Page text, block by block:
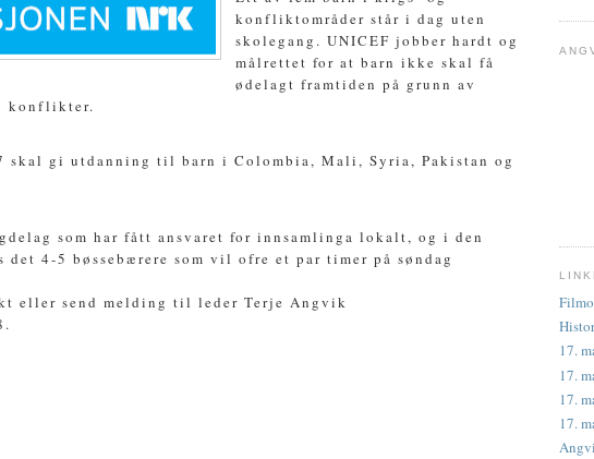
konfliktområder står i dag uten
skolegang. UNICEF jobber hardt og
målrettet for at barn ikke skal få
ødelagt framtiden på grunn av
konflikter.
skal gi utdanning til barn i Colombia, Mali, Syria, Pakistan og
som har fått ansvaret for innsamlinga lokalt, og i den
det 4-5 bøssebærere som vil ofre et par timer på søndag
eller send melding til leder Terje Angvik
17.
17.
17.
17.